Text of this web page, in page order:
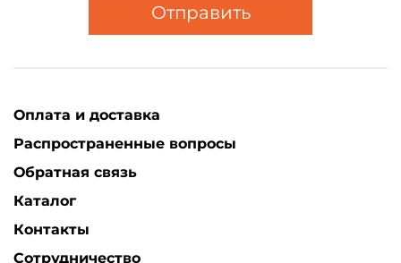
Отправить
Оплата и доставка
Распространенные вопросы
Обратная связь
Каталог
Контакты
Сотрудничество